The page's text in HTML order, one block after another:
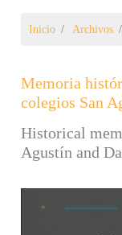
Inicio Archivos
Memoria
colegios San
Historical
Agustín and